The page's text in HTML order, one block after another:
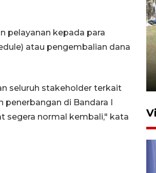
pelayanan kepada para
atau pengembalian dana
seluruh stakeholder terkait
di Bandara I
segera normal kembali," kata
tunda pungutan
pedagang melalui